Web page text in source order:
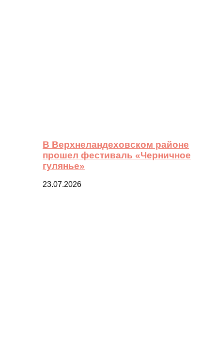
В Верхнеландеховском районе
прошел фестиваль «Черничное
гулянье»
23.07.2026